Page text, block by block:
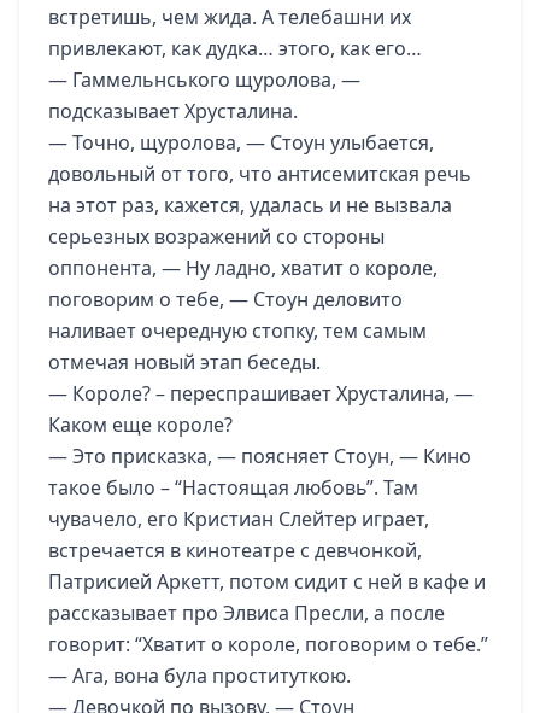
встретишь, чем жида. А телебашни их
привлекают, как дудка… этого, как его…
— Гаммельнського щуролова, —
подсказывает Хрусталина.
— Точно, щуролова, — Стоун улыбается,
довольный от того, что антисемитская речь
на этот раз, кажется, удалась и не вызвала
серьезных возражений со стороны
оппонента, — Ну ладно, хватит о короле,
поговорим о тебе, — Стоун деловито
наливает очередную стопку, тем самым
отмечая новый этап беседы.
— Короле? – переспрашивает Хрусталина, —
Каком еще короле?
— Это присказка, — поясняет Стоун, — Кино
такое было – “Настоящая любовь”. Там
чувачело, его Кристиан Слейтер играет,
встречается в кинотеатре с девчонкой,
Патрисией Аркетт, потом сидит с ней в кафе и
рассказывает про Элвиса Пресли, а после
говорит: “Хватит о короле, поговорим о тебе.”
— Ага, вона була проституткою.
— Девочкой по вызову, — Стоун